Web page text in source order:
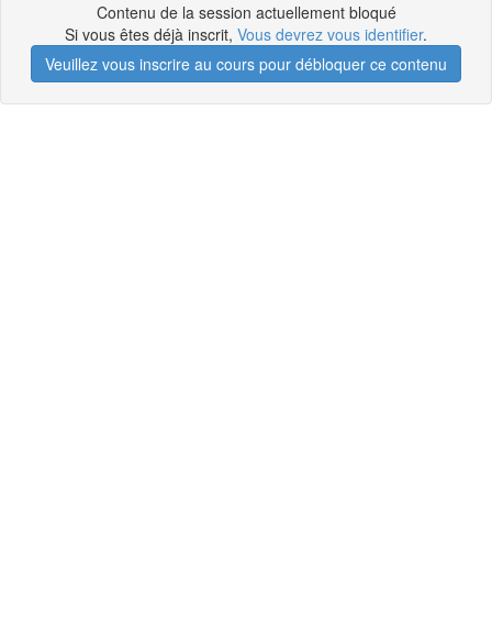
Contenu de la session actuellement bloqué
Si vous êtes déjà inscrit, Vous devrez vous identifier.
Veuillez vous inscrire au cours pour débloquer ce contenu